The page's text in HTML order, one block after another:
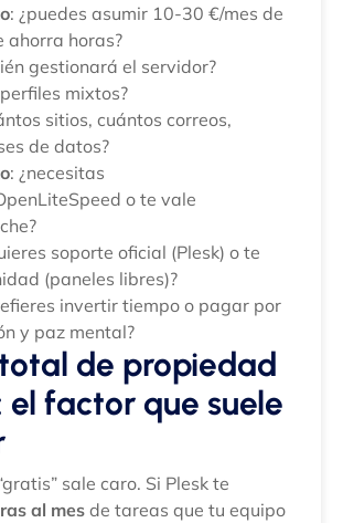
: ¿puedes asumir 10-30 €/mes de
ahorra horas?
gestionará el servidor?
mixtos?
sitios, cuántos correos,
de datos?
: ¿necesitas
o te vale
soporte oficial (Plesk) o te
(paneles libres)?
invertir tiempo o pagar por
y paz mental?
de propiedad
el factor que suele
sale caro. Si Plesk te
al mes de tareas que tu equipo